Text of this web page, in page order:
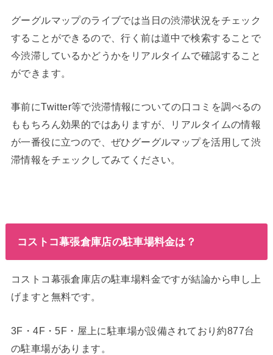
グーグルマップのライブでは当日の渋滞状況をチェック
することができるので、行く前は道中で検索することで
今渋滞しているかどうかをリアルタイムで確認すること
ができます。
事前にTwitter等で渋滞情報についての口コミを調べるの
ももちろん効果的ではありますが、リアルタイムの情報
が一番役に立つので、ぜひグーグルマップを活用して渋
滞情報をチェックしてみてください。
コストコ幕張倉庫店の駐車場料金は？
コストコ幕張倉庫店の駐車場料金ですが結論から申し上
げますと無料です。
3F・4F・5F・屋上に駐車場が設備されており約877台
の駐車場があります。